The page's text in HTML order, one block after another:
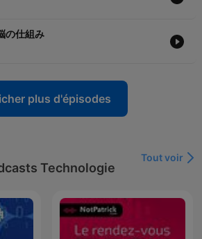
の仕組み
plus d'épisodes
Technologie
Tout voir